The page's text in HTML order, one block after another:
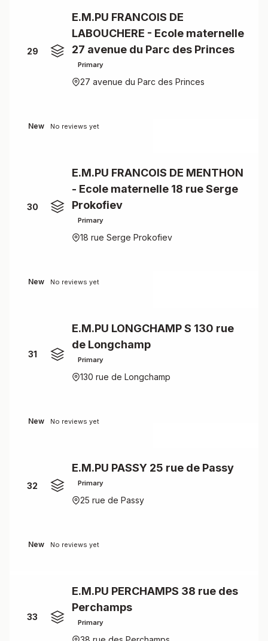
29
E.M.PU FRANCOIS DE
LABOUCHERE - Ecole maternelle
27 avenue du Parc des Princes
Primary
27 avenue du Parc des Princes
New No reviews yet
30
E.M.PU FRANCOIS DE MENTHON
- Ecole maternelle 18 rue Serge
Prokofiev
Primary
18 rue Serge Prokofiev
New No reviews yet
31
E.M.PU LONGCHAMP S 130 rue
de Longchamp
Primary
130 rue de Longchamp
New No reviews yet
32
E.M.PU PASSY 25 rue de Passy
Primary
25 rue de Passy
New No reviews yet
33
E.M.PU PERCHAMPS 38 rue des
Perchamps
Primary